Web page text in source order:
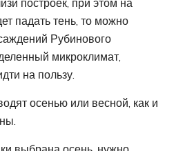
падать тень, то можно
Рубинового
микроклимат,
на пользу.
осенью или весной, как и